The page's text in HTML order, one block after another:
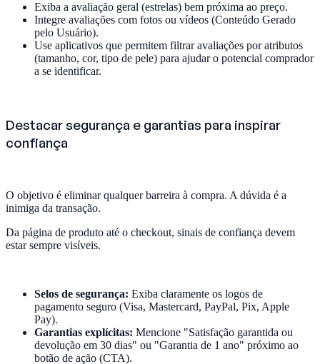
Exiba a avaliação geral (estrelas) bem próxima ao preço.
Integre avaliações com fotos ou vídeos (Conteúdo Gerado
pelo Usuário).
Use aplicativos que permitem filtrar avaliações por atributos
(tamanho, cor, tipo de pele) para ajudar o potencial comprador
a se identificar.
Destacar segurança e garantias para inspirar
confiança
O objetivo é eliminar qualquer barreira à compra. A dúvida é a
inimiga da transação.
Da página de produto até o checkout, sinais de confiança devem
estar sempre visíveis.
Selos de segurança: Exiba claramente os logos de
pagamento seguro (Visa, Mastercard, PayPal, Pix, Apple
Pay).
Garantias explícitas: Mencione "Satisfação garantida ou
devolução em 30 dias" ou "Garantia de 1 ano" próximo ao
botão de ação (CTA).